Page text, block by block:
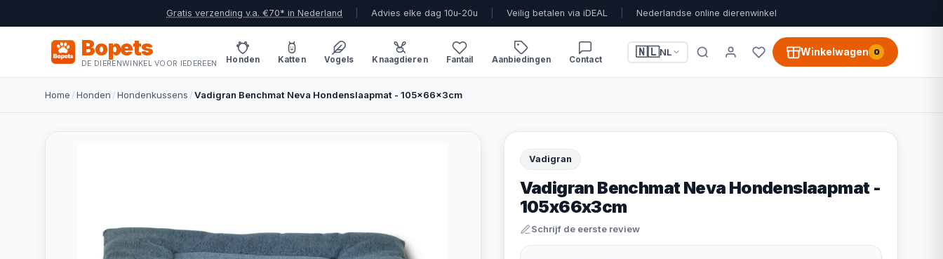
Gratis verzending v.a. €70* in Nederland Advies elke dag 10u-20u Veilig betalen via iDEAL Nederlandse online dierenwinkel
Bopets
DE DIERENWINKEL VOOR IEDEREEN Honden Katten Vogels Knaagdieren Fantail Aanbiedingen Contact
🇳🇱NL Winkelwagen 0
Home /Honden /Hondenkussens /Vadigran Benchmat Neva Hondenslaapmat - 105x66x3cm
Vadigran
Vadigran Benchmat Neva Hondenslaapmat -
105x66x3cm
Schrijf de eerste review